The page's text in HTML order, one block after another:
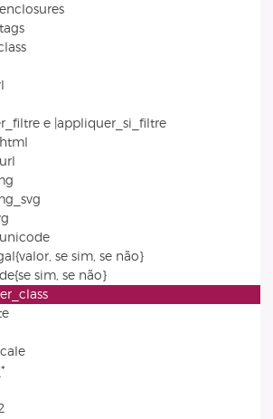
e |appliquer_si_filtre
se sim, se não}
sim, se não}